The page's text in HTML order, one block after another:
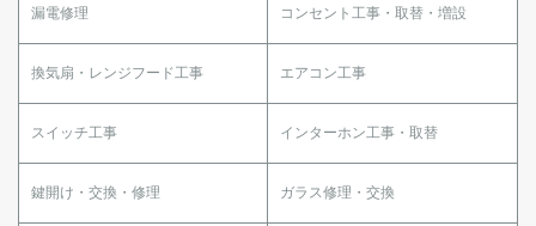
漏電修理 コンセント工事・取替・増設
換気扇・レンジフード工事 エアコン工事
スイッチ工事 インターホン工事・取替
鍵開け・交換・修理 ガラス修理・交換